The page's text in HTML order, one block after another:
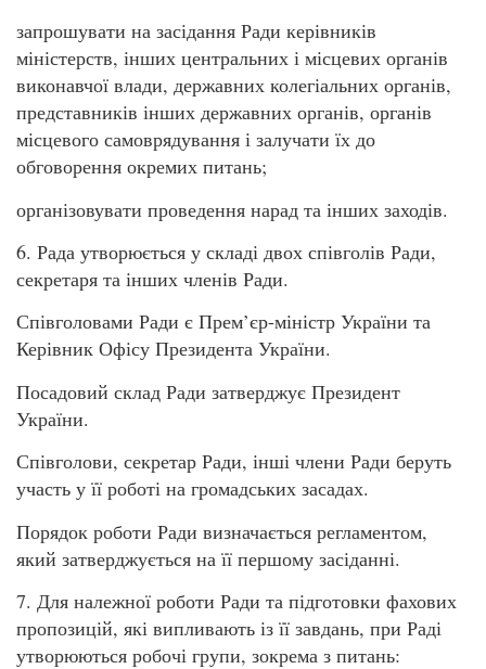
запрошувати на засідання Ради керівників
міністерств, інших центральних і місцевих органів
виконавчої влади, державних колегіальних органів,
представників інших державних органів, органів
місцевого самоврядування і залучати їх до
обговорення окремих питань;
організовувати проведення нарад та інших заходів.
6. Рада утворюється у складі двох співголів Ради,
секретаря та інших членів Ради.
Співголовами Ради є Прем’єр-міністр України та
Керівник Офісу Президента України.
Посадовий склад Ради затверджує Президент
України.
Співголови, секретар Ради, інші члени Ради беруть
участь у її роботі на громадських засадах.
Порядок роботи Ради визначається регламентом,
який затверджується на її першому засіданні.
7. Для належної роботи Ради та підготовки фахових
пропозицій, які випливають із її завдань, при Раді
утворюються робочі групи, зокрема з питань: